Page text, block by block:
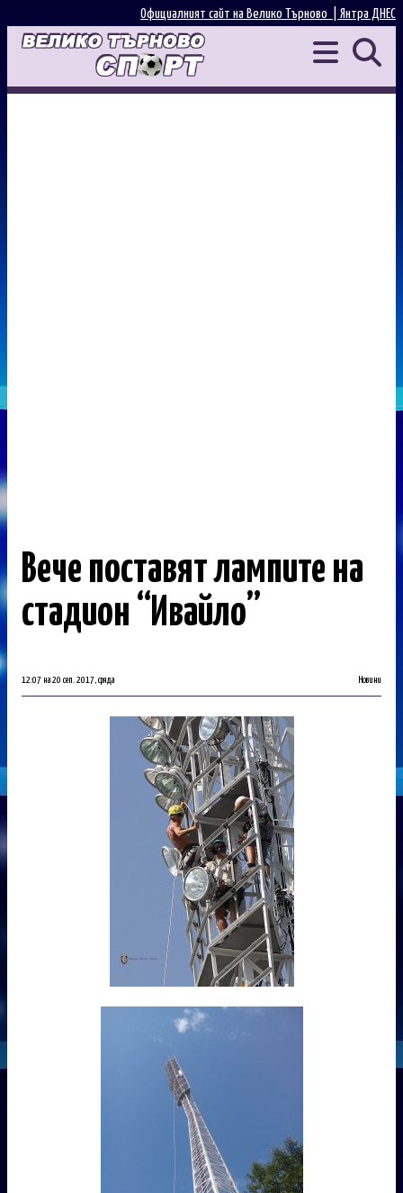
Янтра ДНЕС
Официалният сайт на Велико Търново |
Вече поставят лампите на
стадион “Ивайло”
12:07 на 20 сеп. 2017, сряда Новини